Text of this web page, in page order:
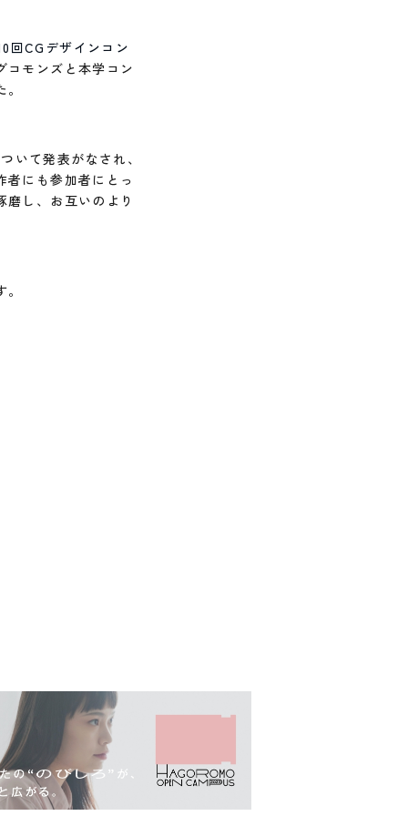
回CGデザインコン
コモンズと本学コン
いて発表がなされ、
にも参加者にとっ
し、お互いのより